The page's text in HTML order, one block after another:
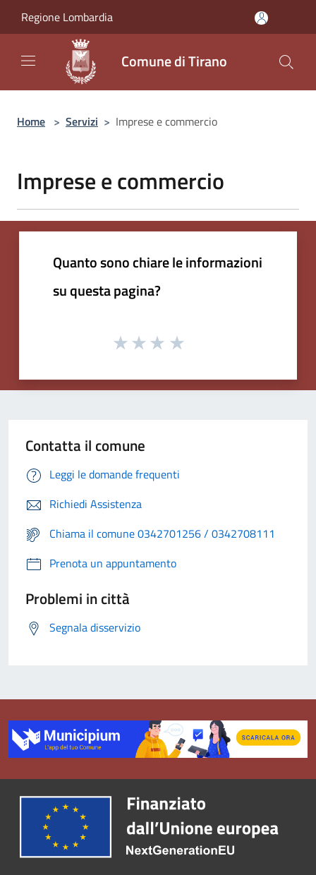
Regione Lombardia
Comune di Tirano
Home > Servizi > Imprese e commercio
Imprese e commercio
Quanto sono chiare le informazioni
su questa pagina?
Contatta il comune
Leggi le domande frequenti
Richiedi Assistenza
Chiama il comune 0342701256 / 0342708111
Prenota un appuntamento
Problemi in città
Segnala disservizio